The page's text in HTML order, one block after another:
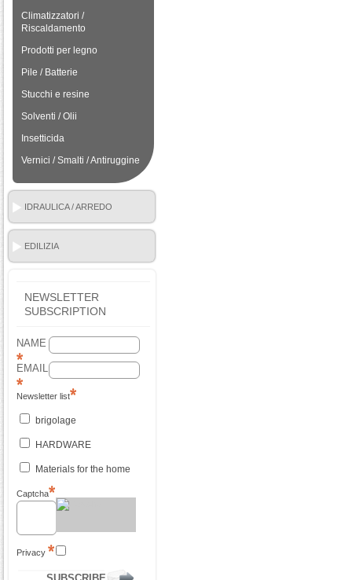
Climatizzatori /
Riscaldamento
Prodotti per legno
Pile / Batterie
Stucchi e resine
Solventi / Olii
Insetticida
Vernici / Smalti / Antiruggine
IDRAULICA / ARREDO
BAGNO
EDILIZIA
NEWSLETTER
SUBSCRIPTION
NAME
EMAIL
Newsletter list
brigolage
HARDWARE
Materials for the home
Captcha
Privacy